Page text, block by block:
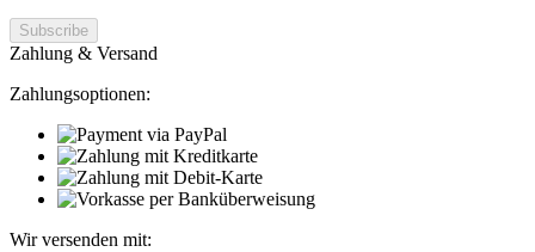
Zahlung & Versand
Zahlungsoptionen:
Wir versenden mit: